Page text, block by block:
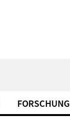
FORSCHUNG